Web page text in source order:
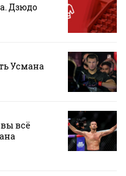
Дзюдо
Усмана
всё